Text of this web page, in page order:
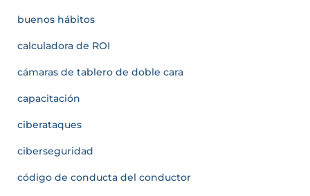
buenos hábitos
calculadora de ROI
cámaras de tablero de doble cara
capacitación
ciberataques
ciberseguridad
código de conducta del conductor